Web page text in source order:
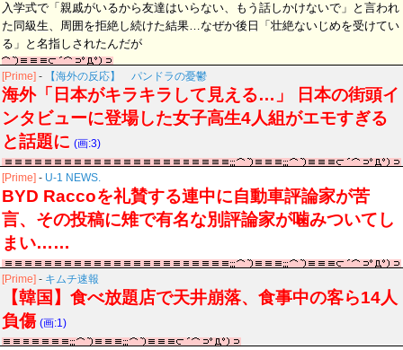
入学式で「親戚がいるから友達はいらない、もう話しかけないで」と言われ
た同級生、周囲を拒絶し続けた結果…なぜか後日「壮絶ないじめを受けてい
る」と名指しされたんだが
[Prime] - 【海外の反応】 パンドラの憂鬱
海外「日本がキラキラして見える…」 日本の街頭イ
ンタビューに登場した女子高生4人組がエモすぎる
と話題に (画:3)
[Prime] - U-1 NEWS.
BYD Raccoを礼賛する連中に自動車評論家が苦
言、その投稿に雉で有名な別評論家が噛みついてし
まい……
[Prime] - キムチ速報
【韓国】食べ放題店で天井崩落、食事中の客ら14人
負傷 (画:1)